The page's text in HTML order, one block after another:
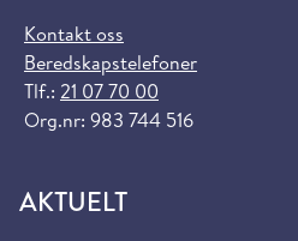
Kontakt oss
Beredskapstelefoner
Tlf.: 21 07 70 00
Org.nr: 983 744 516
AKTUELT